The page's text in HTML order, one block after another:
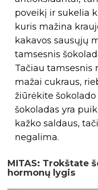
poveikį ir sukelia
kuris mažina
kakavos sausųjų
tamsesnis
Tačiau tamsesnis
mažai cukraus,
žiūrėkite
šokoladas yra
kažko saldaus,
negalima.
MITAS: Trokštate
hormonų lygis